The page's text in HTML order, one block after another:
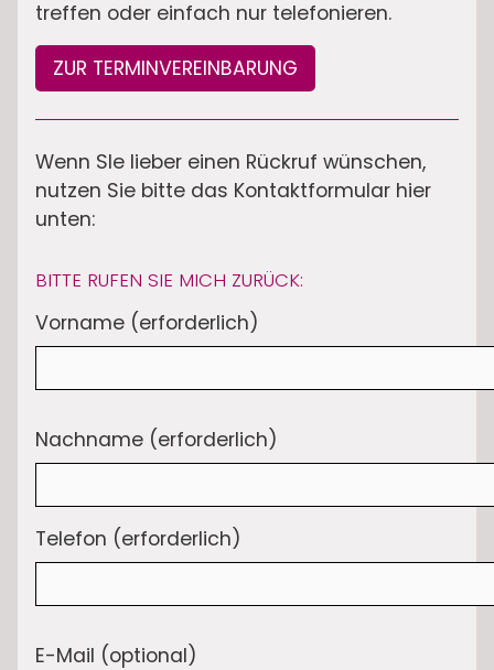
treffen oder einfach nur telefonieren.
ZUR TERMINVEREINBARUNG
Wenn SIe lieber einen Rückruf wünschen,
nutzen Sie bitte das Kontaktformular hier
unten:
BITTE RUFEN SIE MICH ZURÜCK:
Vorname (erforderlich)
Nachname (erforderlich)
Telefon (erforderlich)
E-Mail (optional)